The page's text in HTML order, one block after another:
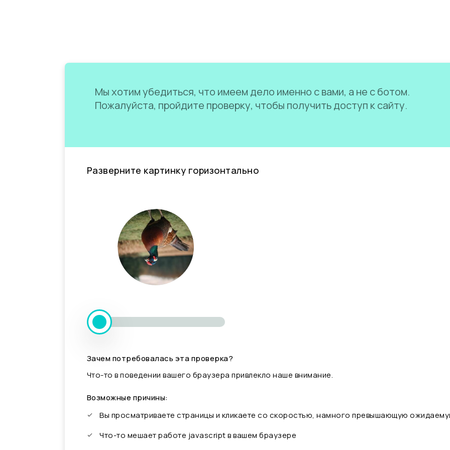
Мы хотим убедиться, что имеем дело именно с вами, а не с ботом.
Пожалуйста, пройдите проверку, чтобы получить доступ к сайту.
Разверните картинку горизонтально
Зачем потребовалась эта проверка?
Что-то в поведении вашего браузера привлекло наше внимание.
Возможные причины:
Вы просматриваете страницы и кликаете со скоростью, намного превышающую
Что-то мешает работе javascript в вашем браузере